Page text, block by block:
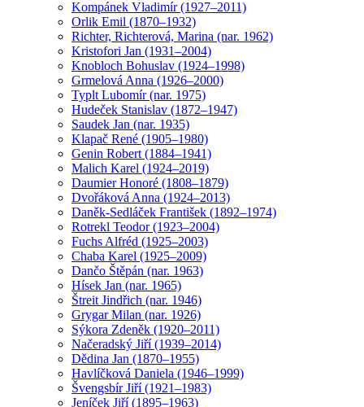
Kompánek Vladimír (1927–2011)
Orlik Emil (1870–1932)
Richter, Richterová, Marina (nar. 1962)
Kristofori Jan (1931–2004)
Knobloch Bohuslav (1924–1998)
Grmelová Anna (1926–2000)
Typlt Lubomír (nar. 1975)
Hudeček Stanislav (1872–1947)
Saudek Jan (nar. 1935)
Klapač René (1905–1980)
Genin Robert (1884–1941)
Malich Karel (1924–2019)
Daumier Honoré (1808–1879)
Dvořáková Anna (1924–2013)
Daněk-Sedláček František (1892–1974)
Rotrekl Teodor (1923–2004)
Fuchs Alfréd (1925–2003)
Chaba Karel (1925–2009)
Dančo Štěpán (nar. 1963)
Hísek Jan (nar. 1965)
Štreit Jindřich (nar. 1946)
Grygar Milan (nar. 1926)
Sýkora Zdeněk (1920–2011)
Načeradský Jiří (1939–2014)
Dědina Jan (1870–1955)
Havlíčková Daniela (1946–1999)
Švengsbír Jiří (1921–1983)
Jeníček Jiří (1895–1963)